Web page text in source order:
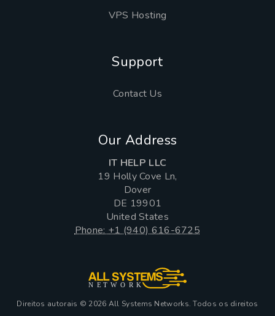
VPS Hosting
Support
Contact Us
Our Address
IT HELP LLC
19 Holly Cove Ln,
Dover
DE 19901
United States
Phone: +1 (940) 616-6725
NE T W ORK
Direitos autorais © 2026 All Systems Networks. Todos os direitos